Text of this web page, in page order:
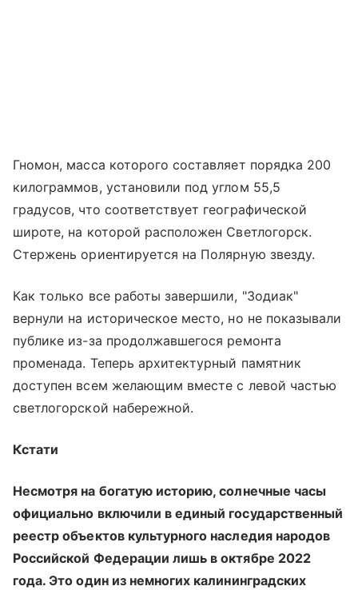
Гномон, масса которого составляет порядка 200
килограммов, установили под углом 55,5
градусов, что соответствует географической
широте, на которой расположен Светлогорск.
Стержень ориентируется на Полярную звезду.
Как только все работы завершили, "Зодиак"
вернули на историческое место, но не показывали
публике из-за продолжавшегося ремонта
променада. Теперь архитектурный памятник
доступен всем желающим вместе с левой частью
светлогорской набережной.
Кстати
Несмотря на богатую историю, солнечные часы
официально включили в единый государственный
реестр объектов культурного наследия народов
Российской Федерации лишь в октябре 2022
года. Это один из немногих калининградских